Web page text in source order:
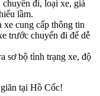
đi, loại xe, giá
lầm.
xe cung cấp thông tin
trước chuyến đi để dễ
sơ bộ tình trạng xe, độ
tại Hồ Cốc!